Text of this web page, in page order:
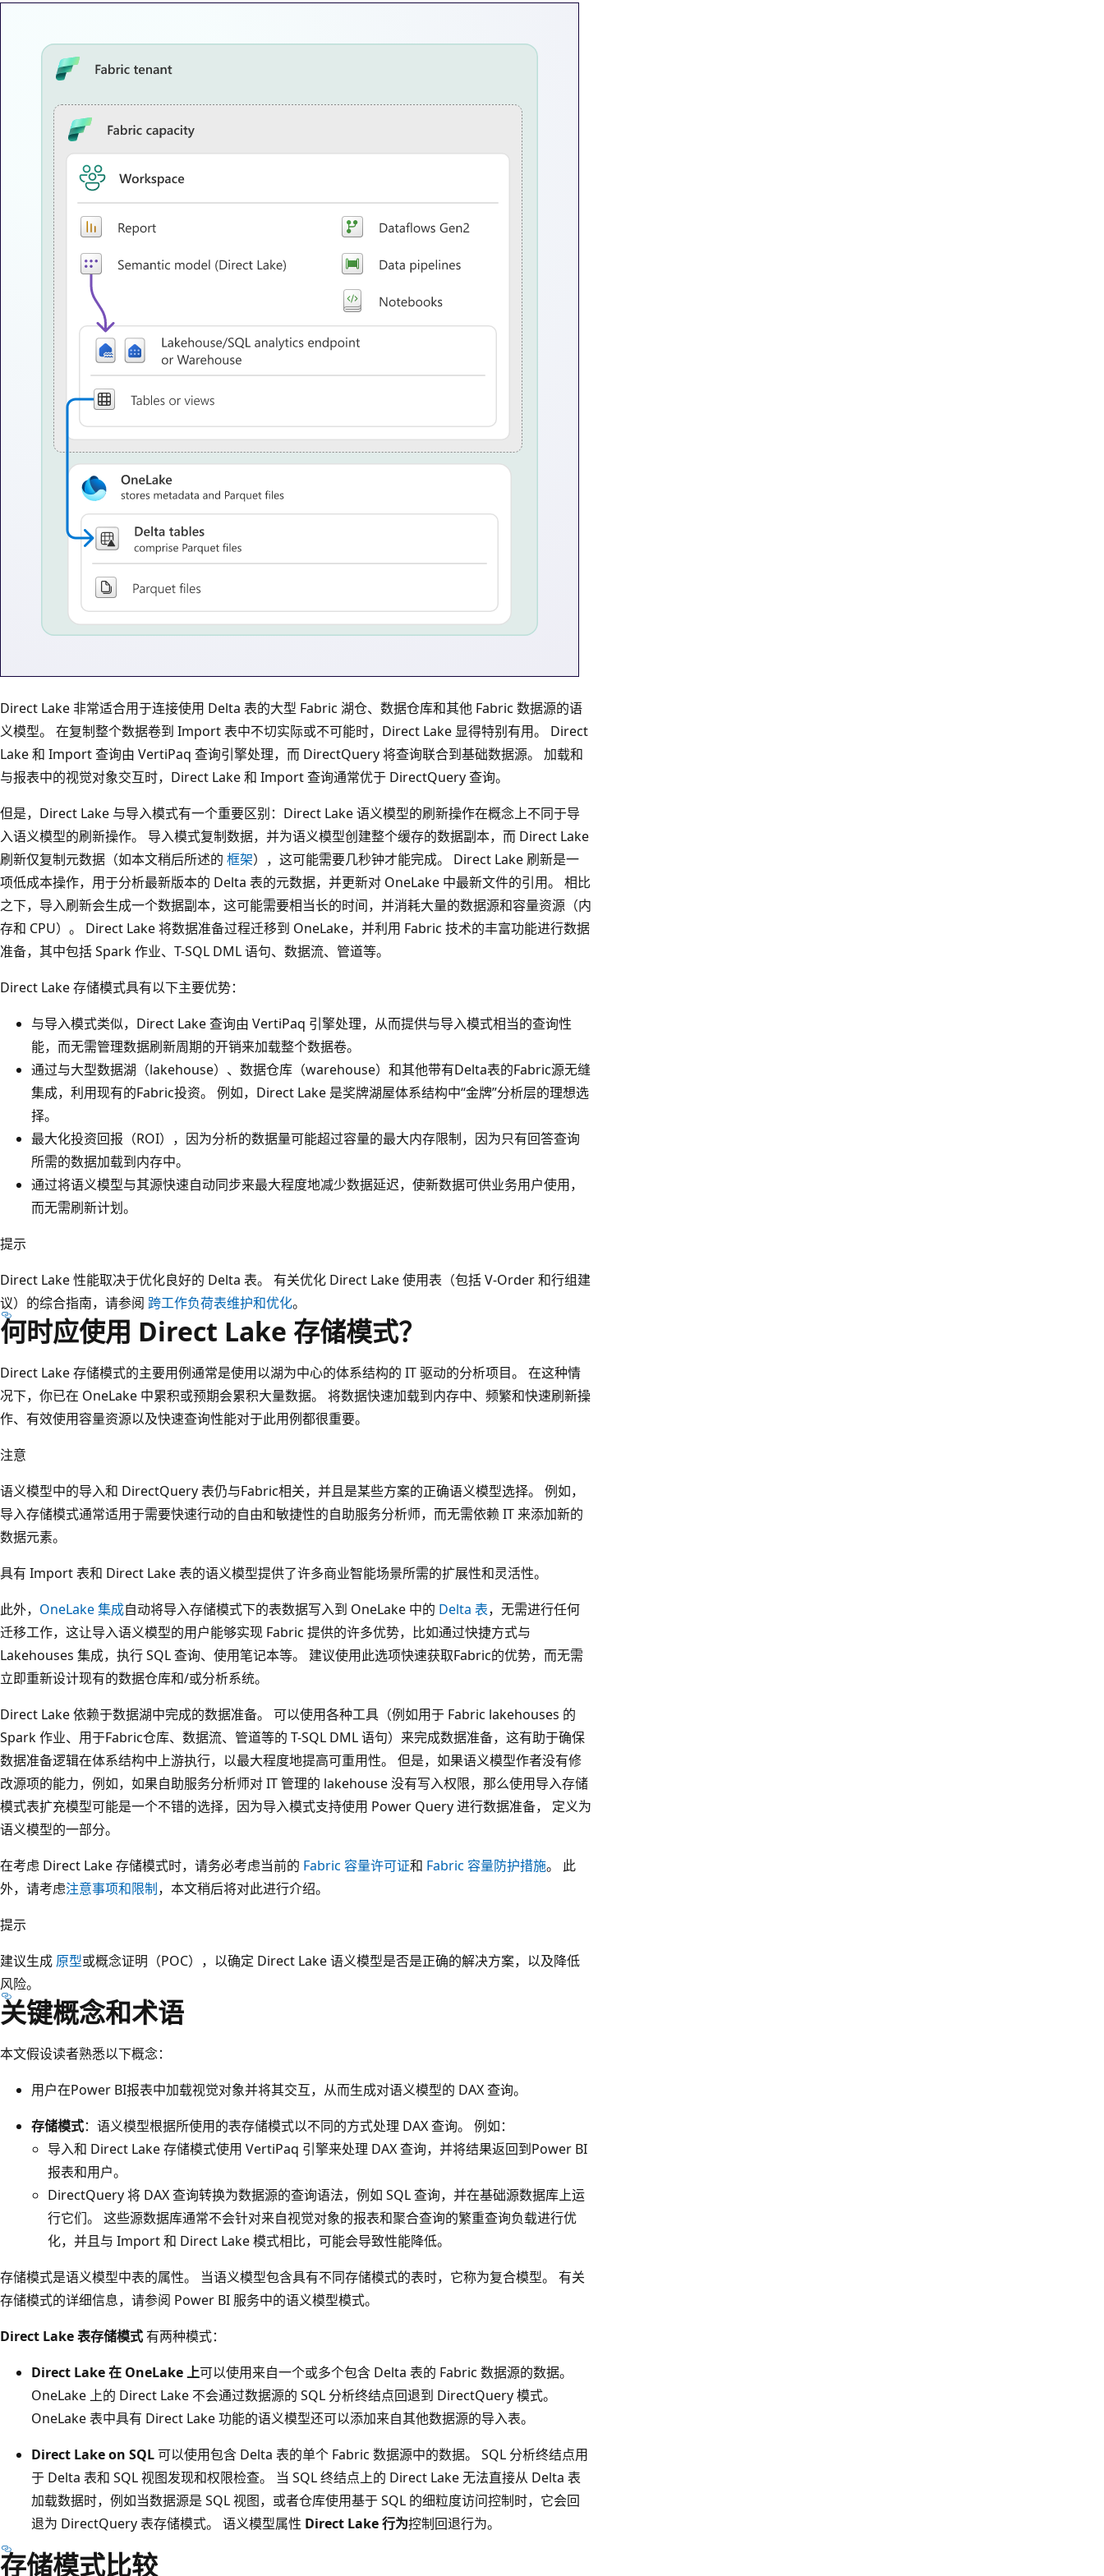
Direct Lake 非常适合用于连接使用 Delta 表的大型 Fabric 湖仓、数据仓库和其他 Fabric 数据源的语
义模型。 在复制整个数据卷到 Import 表中不切实际或不可能时，Direct Lake 显得特别有用。 Direct
Lake 和 Import 查询由 VertiPaq 查询引擎处理，而 DirectQuery 将查询联合到基础数据源。 加载和
与报表中的视觉对象交互时，Direct Lake 和 Import 查询通常优于 DirectQuery 查询。
但是，Direct Lake 与导入模式有一个重要区别：Direct Lake 语义模型的刷新操作在概念上不同于导
入语义模型的刷新操作。 导入模式复制数据，并为语义模型创建整个缓存的数据副本，而 Direct Lake
刷新仅复制元数据（如本文稍后所述的 框架），这可能需要几秒钟才能完成。 Direct Lake 刷新是一
项低成本操作，用于分析最新版本的 Delta 表的元数据，并更新对 OneLake 中最新文件的引用。 相比
之下，导入刷新会生成一个数据副本，这可能需要相当长的时间，并消耗大量的数据源和容量资源（内
存和 CPU）。 Direct Lake 将数据准备过程迁移到 OneLake，并利用 Fabric 技术的丰富功能进行数据
准备，其中包括 Spark 作业、T-SQL DML 语句、数据流、管道等。
Direct Lake 存储模式具有以下主要优势：
与导入模式类似，Direct Lake 查询由 VertiPaq 引擎处理，从而提供与导入模式相当的查询性
能，而无需管理数据刷新周期的开销来加载整个数据卷。
通过与大型数据湖（lakehouse）、数据仓库（warehouse）和其他带有Delta表的Fabric源无缝
集成，利用现有的Fabric投资。 例如，Direct Lake 是奖牌湖屋体系结构中“金牌”分析层的理想选
择。
最大化投资回报（ROI），因为分析的数据量可能超过容量的最大内存限制，因为只有回答查询
所需的数据加载到内存中。
通过将语义模型与其源快速自动同步来最大程度地减少数据延迟，使新数据可供业务用户使用，
而无需刷新计划。
提示
Direct Lake 性能取决于优化良好的 Delta 表。 有关优化 Direct Lake 使用表（包括 V-Order 和行组建
议）的综合指南，请参阅 跨工作负荷表维护和优化。
何时应使用 Direct Lake 存储模式？
Direct Lake 存储模式的主要用例通常是使用以湖为中心的体系结构的 IT 驱动的分析项目。 在这种情
况下，你已在 OneLake 中累积或预期会累积大量数据。 将数据快速加载到内存中、频繁和快速刷新操
作、有效使用容量资源以及快速查询性能对于此用例都很重要。
注意
语义模型中的导入和 DirectQuery 表仍与Fabric相关，并且是某些方案的正确语义模型选择。 例如，
导入存储模式通常适用于需要快速行动的自由和敏捷性的自助服务分析师，而无需依赖 IT 来添加新的
数据元素。
具有 Import 表和 Direct Lake 表的语义模型提供了许多商业智能场景所需的扩展性和灵活性。
此外， OneLake 集成自动将导入存储模式下的表数据写入到 OneLake 中的 Delta 表，无需进行任何
迁移工作，这让导入语义模型的用户能够实现 Fabric 提供的许多优势，比如通过快捷方式与
Lakehouses 集成，执行 SQL 查询、使用笔记本等。 建议使用此选项快速获取Fabric的优势，而无需
立即重新设计现有的数据仓库和/或分析系统。
Direct Lake 依赖于数据湖中完成的数据准备。 可以使用各种工具（例如用于 Fabric lakehouses 的
Spark 作业、用于Fabric仓库、数据流、管道等的 T-SQL DML 语句）来完成数据准备，这有助于确保
数据准备逻辑在体系结构中上游执行，以最大程度地提高可重用性。 但是，如果语义模型作者没有修
改源项的能力，例如，如果自助服务分析师对 IT 管理的 lakehouse 没有写入权限，那么使用导入存储
模式表扩充模型可能是一个不错的选择，因为导入模式支持使用 Power Query 进行数据准备， 定义为
语义模型的一部分。
在考虑 Direct Lake 存储模式时，请务必考虑当前的 Fabric 容量许可证和 Fabric 容量防护措施。 此
外，请考虑注意事项和限制，本文稍后将对此进行介绍。
提示
建议生成 原型或概念证明（POC），以确定 Direct Lake 语义模型是否是正确的解决方案，以及降低
风险。
关键概念和术语
本文假设读者熟悉以下概念：
用户在Power BI报表中加载视觉对象并将其交互，从而生成对语义模型的 DAX 查询。
存储模式：语义模型根据所使用的表存储模式以不同的方式处理 DAX 查询。 例如：
导入和 Direct Lake 存储模式使用 VertiPaq 引擎来处理 DAX 查询，并将结果返回到Power BI
报表和用户。
DirectQuery 将 DAX 查询转换为数据源的查询语法，例如 SQL 查询，并在基础源数据库上运
行它们。 这些源数据库通常不会针对来自视觉对象的报表和聚合查询的繁重查询负载进行优
化，并且与 Import 和 Direct Lake 模式相比，可能会导致性能降低。
存储模式是语义模型中表的属性。 当语义模型包含具有不同存储模式的表时，它称为复合模型。 有关
存储模式的详细信息，请参阅 Power BI 服务中的语义模型模式。
Direct Lake 表存储模式有两种模式：
Direct Lake 在 OneLake 上可以使用来自一个或多个包含 Delta 表的 Fabric 数据源的数据。
OneLake 上的 Direct Lake 不会通过数据源的 SQL 分析终结点回退到 DirectQuery 模式。
OneLake 表中具有 Direct Lake 功能的语义模型还可以添加来自其他数据源的导入表。
Direct Lake on SQL可以使用包含 Delta 表的单个 Fabric 数据源中的数据。 SQL 分析终结点用
于 Delta 表和 SQL 视图发现和权限检查。 当 SQL 终结点上的 Direct Lake 无法直接从 Delta 表
加载数据时，例如当数据源是 SQL 视图，或者仓库使用基于 SQL 的细粒度访问控制时，它会回
退为 DirectQuery 表存储模式。 语义模型属性 Direct Lake 行为控制回退行为。
存储模式比较